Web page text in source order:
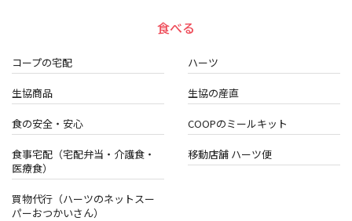
食べる
コープの宅配 ハーツ
生協商品 生協の産直
食の安全・安心 COOPのミールキット
食事宅配（宅配弁当・介護食・
医療食）
移動店舗 ハーツ便
買物代行（ハーツのネットスー
パーおつかいさん）